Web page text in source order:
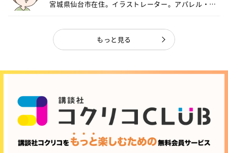
宮城県仙台市在住。イラストレーター。アパレル・キ
もっと見る